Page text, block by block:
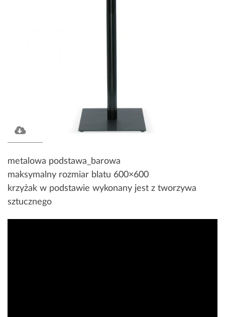
metalowa podstawa_barowa
maksymalny rozmiar blatu 600×600
krzyżak w podstawie wykonany jest z tworzywa
sztucznego